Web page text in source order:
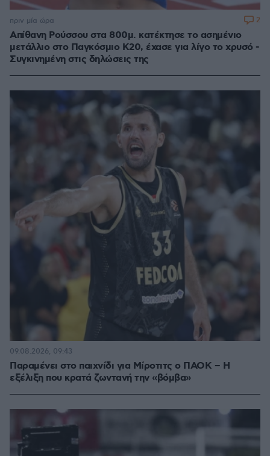
Απίθανη Ρούσσου στα 800μ. κατέκτησε το ασημένιο
μετάλλιο στο Παγκόσμιο Κ20, έχασε για λίγο το χρυσό -
Συγκινημένη στις δηλώσεις της
πριν μία ώρα 2
Παραμένει στο παιχνίδι για Μίροτιτς ο ΠΑΟΚ – Η
εξέλιξη που κρατά ζωντανή την «βόμβα»
09.08.2026, 09:43